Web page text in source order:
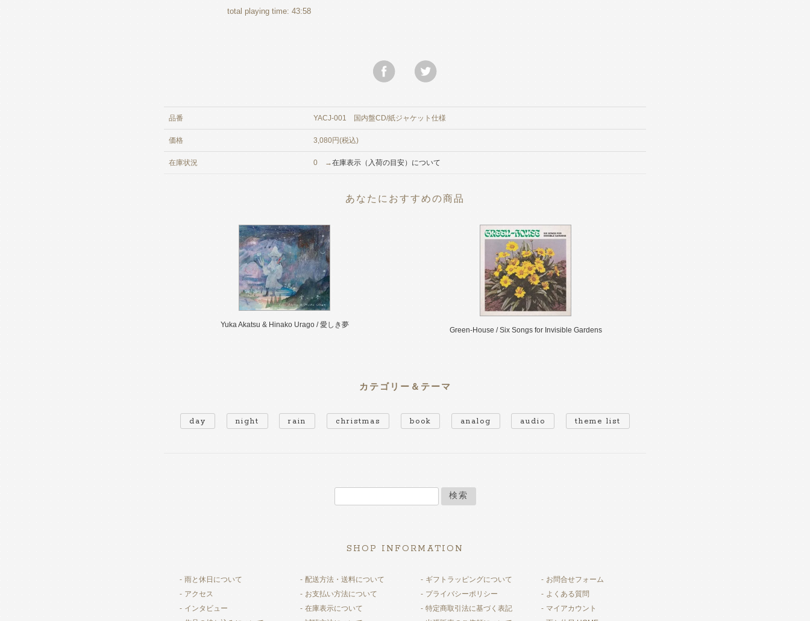
total playing time: 43:58
品番 YACJ-001 国内盤CD/紙ジャケット仕様
価格 3,080円(税込)
在庫状況 0 →在庫表示（入荷の目安）について
あなたにおすすめの商品
Yuka Akatsu & Hinako Urago / 愛しき夢
Green-House / Six Songs for Invisible Gardens
カテゴリー＆テーマ
day night rain christmas book analog audio theme list
検索
SHOP INFORMATION
雨と休日について
アクセス
インタビュー
配送方法・送料について
お支払い方法について
在庫表示について
ギフトラッピングについて
プライバシーポリシー
特定商取引法に基づく表記
お問合せフォーム
よくある質問
マイアカウント